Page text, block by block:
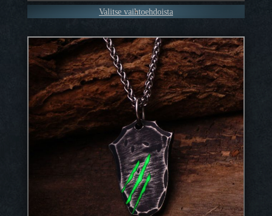
–
54,90 €
Valitse vaihtoehdoista